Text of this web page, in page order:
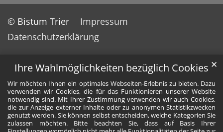
Ihre Wahlmöglichkeiten bezüglich Cookies
Wir möchten Ihnen ein optimales Webseiten-Erlebnis zu bieten. Dazu
verwenden wir Cookies, die für das Funktionieren unserer Website
notwendig sind. Mit Ihrer Zustimmung verwenden wir auch Cookies,
die zur Anzeige externer Inhalte oder zu anonymen Statistikzwecken
genutzt werden. Sie können selbst entscheiden, welche Kategorien Sie
zulassen möchten. Bitte beachten Sie, dass auf Basis Ihrer
✕
© Bistum Trier
Impressum
Datenschutzerklärung